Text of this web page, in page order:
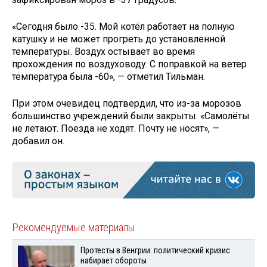
«Сегодня было -35. Мой котёл работает на полную
катушку и не может прогреть до установленной
температуры. Воздух остывает во время
прохождения по воздуховоду. С поправкой на ветер
температура была -60», — отметил Тильман.
При этом очевидец подтвердил, что из-за морозов
большинство учреждений были закрыты. «Самолёты
не летают. Поезда не ходят. Почту не носят», —
добавил он.
Рекомендуемые материалы
Протесты в Венгрии: политический кризис
набирает обороты